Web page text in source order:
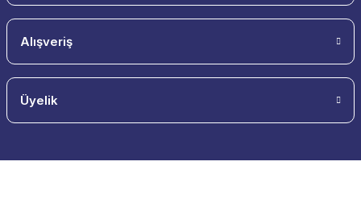
Alışveriş
Üyelik